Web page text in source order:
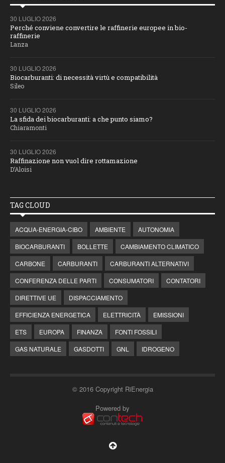
30 LUGLIO 2026
Perché conviene convertire le raffinerie europee in bio-
raffinerie
Lanza
30 LUGLIO 2026
Biocarburanti: di necessità virtù e compatibilità
Sileo
30 LUGLIO 2026
La sfida dei biocarburanti: a che punto siamo?
Chiaramonti
30 LUGLIO 2026
Raffinazione non vuol dire rottamazione
D’Aloisi
TAG CLOUD
ACQUA-ENERGIA-CIBO AMBIENTE
AUTONOMIA
BIOCARBURANTI
BOLLETTE
CAMBIAMENTO CLIMATICO
CARBONE
CARBURANTI
CARBURANTI ALTERNATIVI
CONFERENZA DELLE PARTI
CONSUMATORI
CONTATORI
DIRETTIVE UE
DISPACCIAMENTO
EFFICIENZA ENERGETICA
ELETTRICITÀ
EMISSIONI
ETS
EUROPA FINANZA
FONTI FOSSILI
GAS NATURALE
GASDOTTI GNL IDROGENO
© 2016 Copyright RiEnergia
Powered by